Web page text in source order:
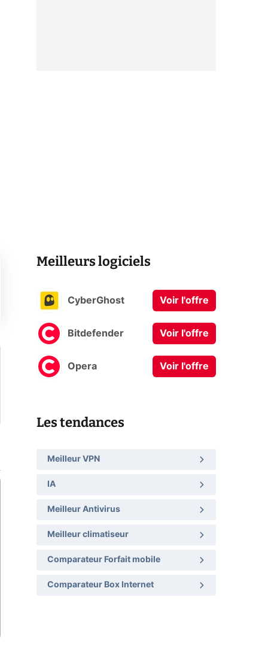
Meilleurs logiciels
CyberGhost Voir l'offre
Bitdefender Voir l'offre
Opera Voir l'offre
Les tendances
Meilleur VPN
IA
Meilleur Antivirus
Meilleur climatiseur
Comparateur Forfait mobile
Comparateur Box Internet